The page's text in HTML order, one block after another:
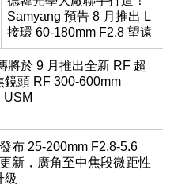
Samyang 預告 8 月推出 L
接環 60-180mm F2.8 望遠
變焦鏡
將於 9 月推出全新 RF 超
鏡頭 RF 300-600mm
USM
布 25-200mm F2.8-5.6
新，廣角至中焦段微距性
級